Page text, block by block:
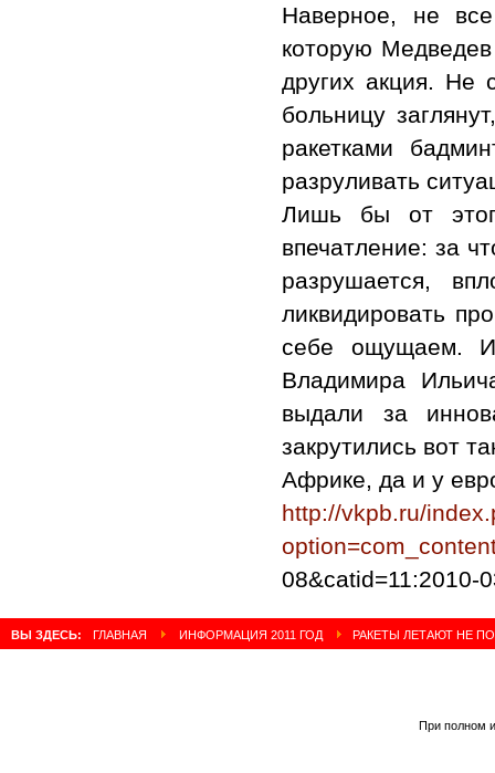
Наверное, не
которую
других акция. Не
больницу
ракетками
разруливать
Лишь бы от
впечатление: за
разрушается,
ликвидировать
себе ощущаем.
Владимира
выдали за
закрутились вот
Африке, да и у
http://vkpb.ru/
08&catid=11:2010-
ВЫ ЗДЕСЬ: ГЛАВНАЯ ИНФОРМАЦИЯ 2011 ГОД РАКЕТЫ ЛЕТАЮТ НЕ
При полном